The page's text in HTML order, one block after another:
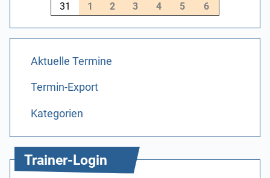
31
1 2 3 4 5 6
Aktuelle Termine
Termin-Export
Kategorien
Trainer-Login